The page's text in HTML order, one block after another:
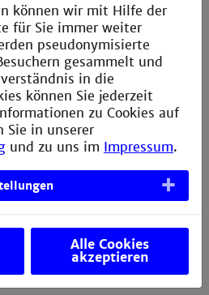
unter der Klausur
ich nach Absenden
über das
(mit zeitlichem Abstand)
sofern ich die formalen
erfülle?
der Kinder- und
bzw. während des
sein, um einen
erhalten?
können wir mit Hilfe der
für Sie immer weiter
pseudonymisierte
gesammelt und
in die
können Sie jederzeit
zu Cookies auf
Sie in unserer
und zu uns im Impressum.
Alle Cookies
akzeptieren